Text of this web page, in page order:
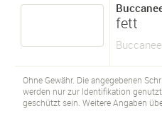
fett
Ohne Gewähr. Die angegebenen
werden nur zur Identifikation
geschützt sein. Weitere Angaben